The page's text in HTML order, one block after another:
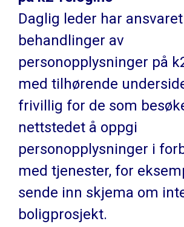
Daglig leder har
behandlinger av
personopplysninger på
med tilhørende
frivillig for de som
nettstedet å oppgi
personopplysninger i
med tjenester, for
sende inn skjema om
boligprosjekt.